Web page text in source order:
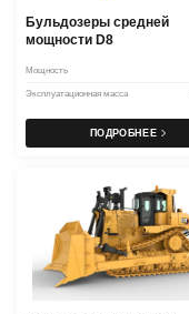
Бульдозеры средней
мощности D8
Мощность
Эксплуатационная масса
ПОДРОБНЕЕ